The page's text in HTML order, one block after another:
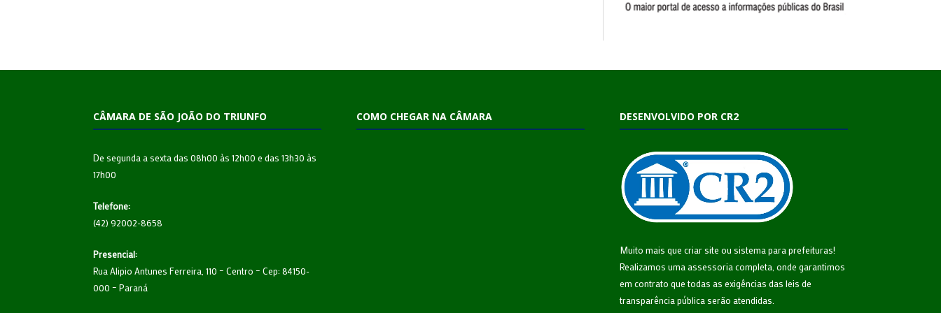
CÂMARA DE SÃO JOÃO DO TRIUNFO
De segunda a sexta das 08h00 às 12h00 e das 13h30 às
17h00
Telefone:
(42) 92002-8658
Presencial:
Rua Alipio Antunes Ferreira, 110 – Centro – Cep: 84150-
000 – Paraná
COMO CHEGAR NA CÂMARA DESENVOLVIDO POR CR2
Muito mais que criar site ou sistema para prefeituras!
Realizamos uma assessoria completa, onde garantimos
em contrato que todas as exigências das leis de
transparência pública serão atendidas.